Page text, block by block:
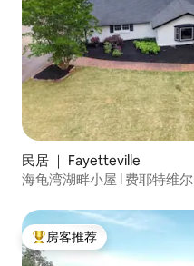
民居 ｜ Fayetteville
海龟湾湖畔小屋 l 费耶特维尔
热门「房客推荐」
房客推荐